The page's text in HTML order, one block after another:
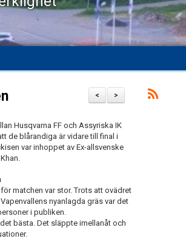
>
<
Husqvarna FF och Assyriska IK
de blårandiga är vidare till final i
var inhoppet av Ex-allsvenske
matchen var stor. Trots att ovädret
nyanlagda gräs var det
i publiken.
bästa. Det släppte imellanåt och